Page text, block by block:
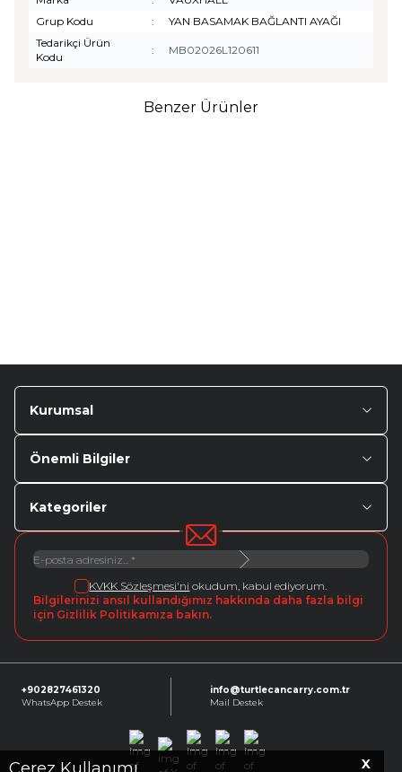
X
Grup Kodu
:
YAN BASAMAK BAĞLANTI AYAĞI
Tedarikçi Ürün
Kodu
: MB02026L120611
Benzer Ürünler
Kurumsal
Önemli Bilgiler
Kategoriler
KVKK Sözleşmesi'ni okudum, kabul ediyorum.
Bilgilerinizi ansıl kullandığımız hakkında daha fazla bilgi
için Gizlilik Politikamıza bakın.
+902827461320
WhatsApp Destek
info@turtlecancarry.com.tr
Mail Destek
Facebook
X InstagramYoutube